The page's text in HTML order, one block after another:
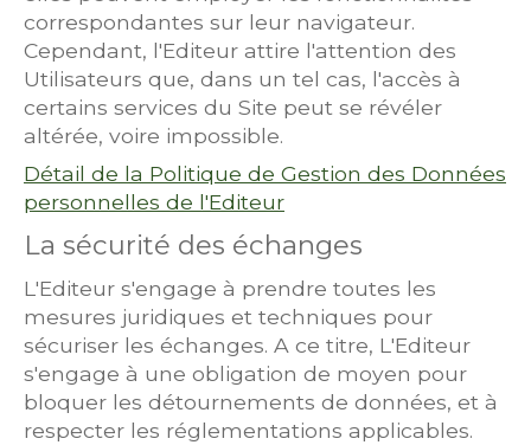
correspondantes sur leur navigateur.
Cependant, l'Editeur attire l'attention des
Utilisateurs que, dans un tel cas, l'accès à
certains services du Site peut se révéler
altérée, voire impossible.
Détail de la Politique de Gestion des Données
personnelles de l'Editeur
La sécurité des échanges
L'Editeur s'engage à prendre toutes les
mesures juridiques et techniques pour
sécuriser les échanges. A ce titre, L'Editeur
s'engage à une obligation de moyen pour
bloquer les détournements de données, et à
respecter les réglementations applicables.